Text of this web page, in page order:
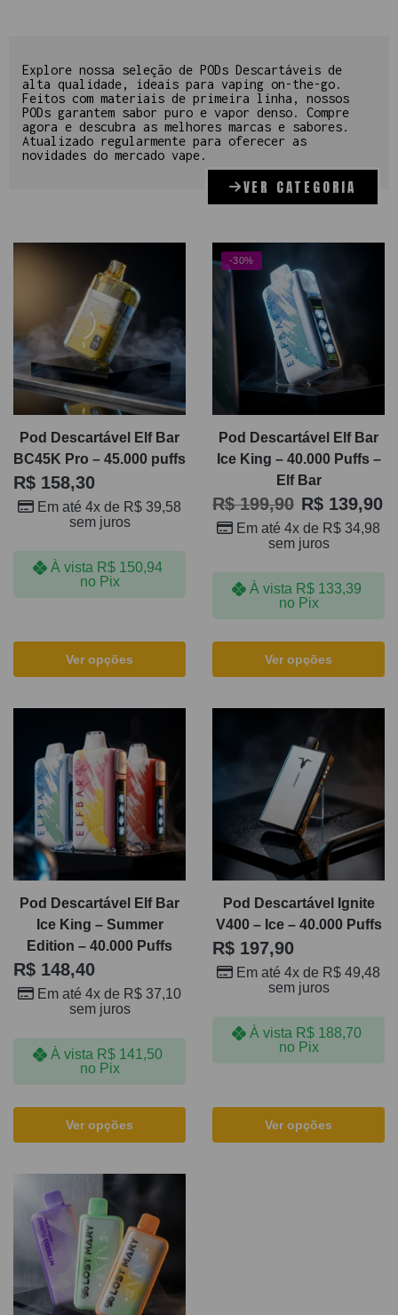
Explore nossa seleção de PODs Descartáveis de
alta qualidade, ideais para vaping on-the-go.
Feitos com materiais de primeira linha, nossos
PODs garantem sabor puro e vapor denso. Compre
agora e descubra as melhores marcas e sabores.
Atualizado regularmente para oferecer as
novidades do mercado vape.
VER CATEGORIA
Pod Descartável Elf Bar
BC45K Pro – 45.000 puffs
R$ 158,30
Em até 4x de R$ 39,58
sem juros
À vista R$ 150,94
no Pix
Ver opções
-30%
Pod Descartável Elf Bar
Ice King – 40.000 Puffs –
Elf Bar
R$199,90 R$ 139,90
Em até 4x de R$ 34,98
sem juros
À vista R$ 133,39
no Pix
Ver opções
Pod Descartável Elf Bar
Ice King – Summer
Edition – 40.000 Puffs
R$ 148,40
Em até 4x de R$ 37,10
sem juros
À vista R$ 141,50
no Pix
Ver opções
Pod Descartável Ignite
V400 – Ice – 40.000 Puffs
R$ 197,90
Em até 4x de R$ 49,48
sem juros
À vista R$ 188,70
no Pix
Ver opções